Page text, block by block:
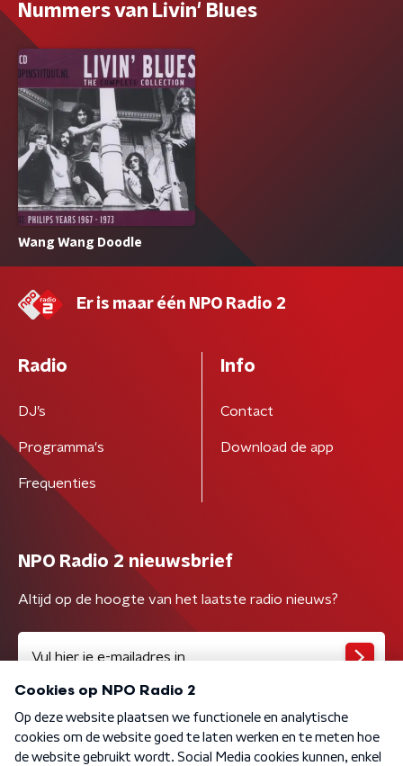
Nummers van Livin' Blues
Wang Wang Doodle
Er is maar één NPO Radio 2
Radio
DJ’s
Programma's
Frequenties
Info
Contact
Download de app
NPO Radio 2 nieuwsbrief
Altijd op de hoogte van het laatste radio nieuws?